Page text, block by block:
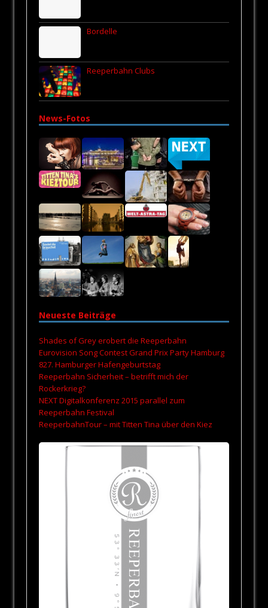
Bordelle
Reeperbahn Clubs
News-Fotos
Neueste Beiträge
Shades of Grey erobert die Reeperbahn
Eurovision Song Contest Grand Prix Party Hamburg
827. Hamburger Hafengeburtstag
Reeperbahn Sicherheit – betrifft mich der
Rockerkrieg?
NEXT Digitalkonferenz 2015 parallel zum
Reeperbahn Festival
ReeperbahnTour – mit Titten Tina über den Kiez